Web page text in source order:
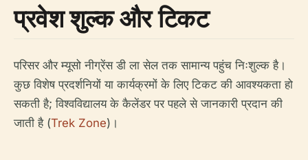
प्रवेश शुल्क और टिकट
परिसर और म्यूसो नीग्रेंस डी ला सेल तक सामान्य पहुंच निःशुल्क है।
कुछ विशेष प्रदर्शनियों या कार्यक्रमों के लिए टिकट की आवश्यकता हो
सकती है; विश्वविद्यालय के कैलेंडर पर पहले से जानकारी प्रदान की
जाती है (Trek Zone)।